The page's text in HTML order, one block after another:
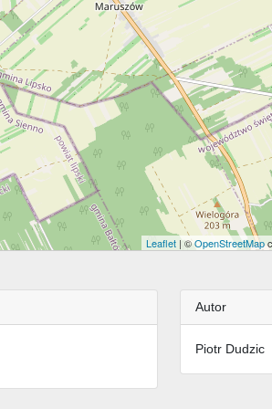
Leaflet | ©OpenStreetMap
Autor
Piotr Dudzic